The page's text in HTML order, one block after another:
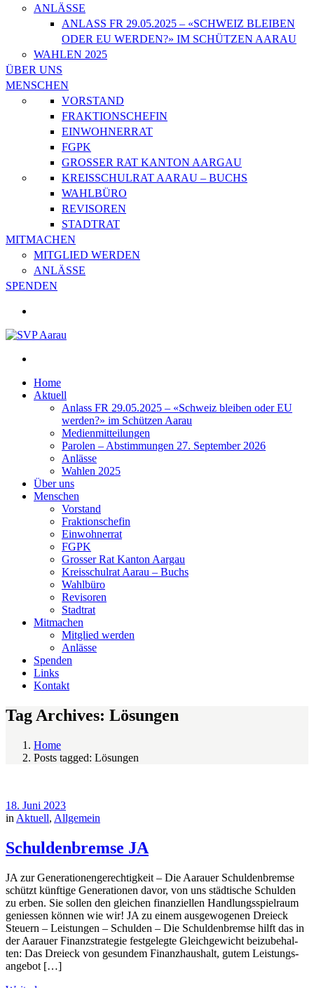
ANLÄSSE
ANLASS FR 29.05.2025 – «SCHWEIZ BLEIBEN
ODER EU WERDEN?» IM SCHÜTZEN AARAU
WAHLEN 2025
ÜBER UNS
MENSCHEN
VORSTAND
FRAKTIONSCHEFIN
EINWOHNERRAT
FGPK
GROSSER RAT KANTON AARGAU
KREISSCHULRAT AARAU – BUCHS
WAHLBÜRO
REVISOREN
STADTRAT
MITMACHEN
MITGLIED WERDEN
ANLÄSSE
SPENDEN
Home
Aktuell
Anlass FR 29.05.2025 – «Schweiz bleiben oder EU
werden?» im Schützen Aarau
Medienmitteilungen
Parolen – Abstimmungen 27. September 2026
Anlässe
Wahlen 2025
Über uns
Menschen
Vorstand
Fraktionschefin
Einwohnerrat
FGPK
Grosser Rat Kanton Aargau
Kreisschulrat Aarau – Buchs
Wahlbüro
Revisoren
Stadtrat
Mitmachen
Mitglied werden
Anlässe
Spenden
Links
Kontakt
Tag Archives: Lösungen
Home
Posts tagged: Lösungen
18. Juni 2023
in Aktuell, Allgemein
Schuldenbremse JA
JA zur Generationengerechtigkeit – Die Aarauer Schulden­bremse
schützt künftige Gene­ra­tionen davor, von uns städtische Schul­den
zu erben. Sie sollen den gleichen finanziellen Handlungs­spielraum
geniessen können wie wir! JA zu einem ausgewogenen Dreieck
Steuern – Leistungen – Schulden – Die Schul­den­brem­se hilft das in
der Aarauer Finanz­stra­te­gie fest­gelegte Gleich­ge­wicht bei­zu­be­hal­
ten: Das Drei­eck von ge­sundem Fi­nanz­haus­halt, gutem Leistungs­
ange­bot […]